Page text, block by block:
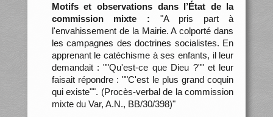
Motifs et observations dans l’État de la
commission mixte : "A pris part à
l'envahissement de la Mairie. A colporté dans
les campagnes des doctrines socialistes. En
apprenant le catéchisme à ses enfants, il leur
demandait : ""Qu'est-ce que Dieu ?"" et leur
faisait répondre : ""C'est le plus grand coquin
qui existe"". (Procès-verbal de la commission
mixte du Var, A.N., BB/30/398)"